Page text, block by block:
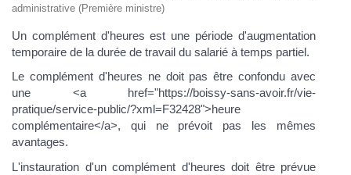
administrative (Première ministre)
Un complément d'heures est une période d'augmentation
temporaire de la durée de travail du salarié à temps partiel.
Le complément d'heures ne doit pas être confondu avec
une <a href="https://boissy-sans-avoir.fr/vie-
pratique/service-public/?xml=F32428">heure
complémentaire</a>, qui ne prévoit pas les mêmes
avantages.
L'instauration d'un complément d'heures doit être prévue